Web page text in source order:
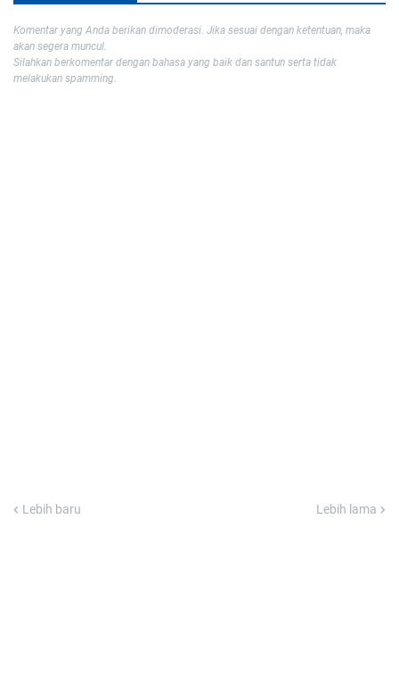
Komentar yang Anda berikan dimoderasi. Jika sesuai dengan ketentuan, maka
akan segera muncul.
Silahkan berkomentar dengan bahasa yang baik dan santun serta tidak
melakukan spamming.
Lebih baru Lebih lama